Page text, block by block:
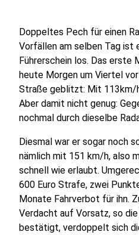
Doppeltes Pech für einen
Vorfällen am selben Tag ist
Führerschein los. Das erste
heute Morgen um Viertel
Straße geblitzt: Mit
Aber damit nicht genug:
nochmal durch dieselbe
Diesmal war er sogar noch
nämlich mit 151 km/h, also
schnell wie erlaubt.
600 Euro Strafe, zwei
Monate Fahrverbot für ihn.
Verdacht auf Vorsatz, so
bestätigt, verdoppelt sich